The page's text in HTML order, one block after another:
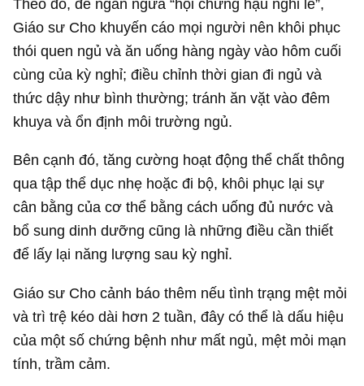
Theo đó, để ngăn ngừa “hội chứng hậu nghỉ lễ”,
Giáo sư Cho khuyến cáo mọi người nên khôi phục
thói quen ngủ và ăn uống hàng ngày vào hôm cuối
cùng của kỳ nghỉ; điều chỉnh thời gian đi ngủ và
thức dậy như bình thường; tránh ăn vặt vào đêm
khuya và ổn định môi trường ngủ.
Bên cạnh đó, tăng cường hoạt động thể chất thông
qua tập thể dục nhẹ hoặc đi bộ, khôi phục lại sự
cân bằng của cơ thể bằng cách uống đủ nước và
bổ sung dinh dưỡng cũng là những điều cần thiết
để lấy lại năng lượng sau kỳ nghỉ.
Giáo sư Cho cảnh báo thêm nếu tình trạng mệt mỏi
và trì trệ kéo dài hơn 2 tuần, đây có thể là dấu hiệu
của một số chứng bệnh như mất ngủ, mệt mỏi mạn
tính, trầm cảm.